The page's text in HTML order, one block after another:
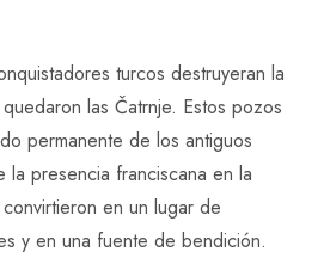
turcos destruyeran la
las Čatrnje. Estos pozos
permanente de los antiguos
presencia franciscana en la
en un lugar de
y en una fuente de bendición.